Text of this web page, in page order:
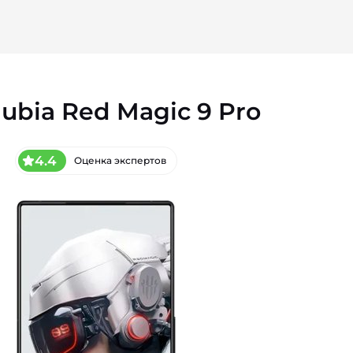
Red Magic 9 Pro
4.4 Оценка экспертов